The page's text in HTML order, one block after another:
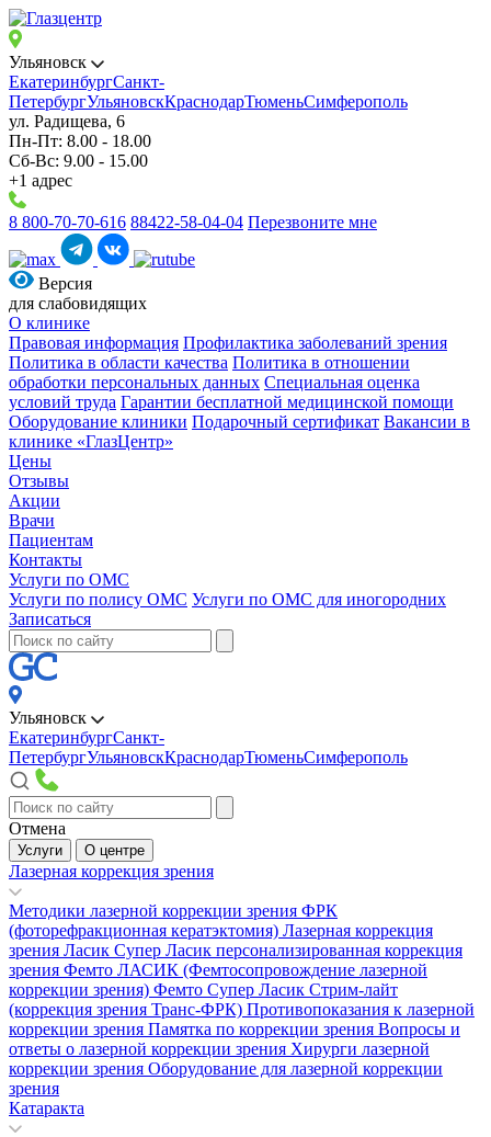
Ульяновск
ЕкатеринбургСанкт-
ПетербургУльяновскКраснодарТюменьСимферополь
ул. Радищева, 6
Пн-Пт: 8.00 - 18.00
Сб-Вс: 9.00 - 15.00
+1 адрес
8 800-70-70-616 88422-58-04-04 Перезвоните мне
Версия
для слабовидящих
О клинике
Правовая информация Профилактика заболеваний зрения
Политика в области качества Политика в отношении
обработки персональных данных Специальная оценка
условий труда Гарантии бесплатной медицинской помощи
Оборудование клиники Подарочный сертификат Вакансии в
клинике «ГлазЦентр»
Цены
Отзывы
Акции
Врачи
Пациентам
Контакты
Услуги по ОМС
Услуги по полису ОМС Услуги по ОМС для иногородних
Записаться
Ульяновск
ЕкатеринбургСанкт-
ПетербургУльяновскКраснодарТюменьСимферополь
Отмена
Услуги О центре
Лазерная коррекция зрения
Методики лазерной коррекции зрения ФРК
(фоторефракционная кератэктомия) Лазерная коррекция
зрения Ласик Супер Ласик персонализированная коррекция
зрения Фемто ЛАСИК (Фемтосопровождение лазерной
коррекции зрения) Фемто Супер Ласик Стрим-лайт
(коррекция зрения Транс-ФРК) Противопоказания к лазерной
коррекции зрения Памятка по коррекции зрения Вопросы и
ответы о лазерной коррекции зрения Хирурги лазерной
коррекции зрения Оборудование для лазерной коррекции
зрения
Катаракта